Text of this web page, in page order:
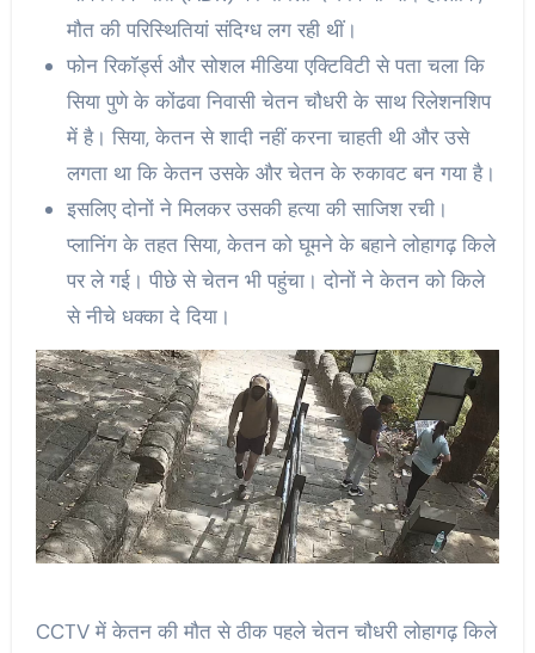
मौत की परिस्थितियां संदिग्ध लग रही थीं।
फोन रिकॉर्ड्स और सोशल मीडिया एक्टिविटी से पता चला कि
सिया पुणे के कोंढवा निवासी चेतन चौधरी के साथ रिलेशनशिप
में है। सिया, केतन से शादी नहीं करना चाहती थी और उसे
लगता था कि केतन उसके और चेतन के रुकावट बन गया है।
इसलिए दोनों ने मिलकर उसकी हत्या की साजिश रची।
प्लानिंग के तहत सिया, केतन को घूमने के बहाने लोहागढ़ किले
पर ले गई। पीछे से चेतन भी पहुंचा। दोनों ने केतन को किले
से नीचे धक्का दे दिया।
CCTV में केतन की मौत से ठीक पहले चेतन चौधरी लोहागढ़ किले